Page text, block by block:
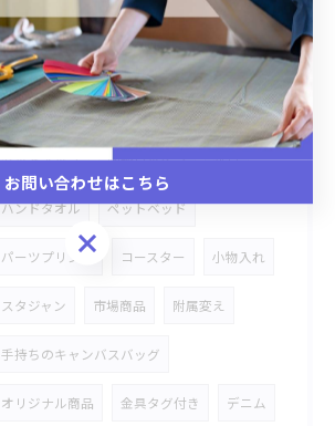
パーカー トートバッグ メンズ
スキニーパンツ 追加オーダー
ギンガム ブラウス オシャレ
セットアップ 刺繍ワッペン 雑貨
ハンドタオル ペットベッド
パーツプリント コースター 小物入れ
スタジャン 市場商品 附属変え
手持ちのキャンバスバッグ
オリジナル商品 金具タグ付き デニム
お問い合わせはこちら
お問い合わせはこちら